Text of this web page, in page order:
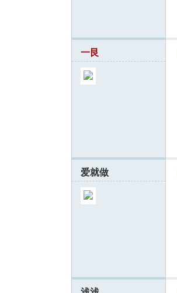
一艮
爱就做